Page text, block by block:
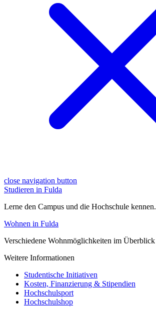
close navigation button
Studieren in Fulda
Lerne den Campus und die Hochschule kennen.
Wohnen in Fulda
Verschiedene Wohnmöglichkeiten im Überblick
Weitere Informationen
Studentische Initiativen
Kosten, Finanzierung & Stipendien
Hochschulsport
Hochschulshop